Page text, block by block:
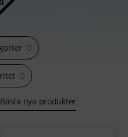
Bästa nya produkter